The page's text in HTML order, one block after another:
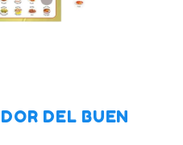
DEL BUEN